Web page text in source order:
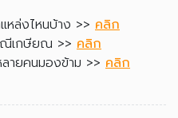
หล่งไหนบ้าง >> คลิก
ณีเกษียณ >> คลิก
ายคนมองข้าม >> คลิก